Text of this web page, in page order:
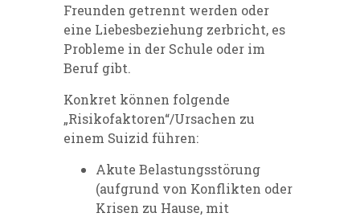
Freunden getrennt werden oder
eine Liebesbeziehung zerbricht, es
Probleme in der Schule oder im
Beruf gibt.
Konkret können folgende
„Risikofaktoren“/Ursachen zu
einem Suizid führen:
Akute Belastungsstörung
(aufgrund von Konflikten oder
Krisen zu Hause, mit